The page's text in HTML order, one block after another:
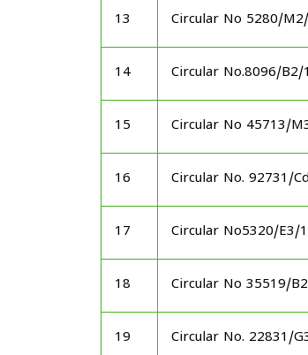
13 Circular No 5280/
14 Circular No.8096/
15 Circular No 45713/
16 Circular No. 92731/
17 Circular No5320/E3/
18 Circular No 35519/
19 Circular No. 22831/